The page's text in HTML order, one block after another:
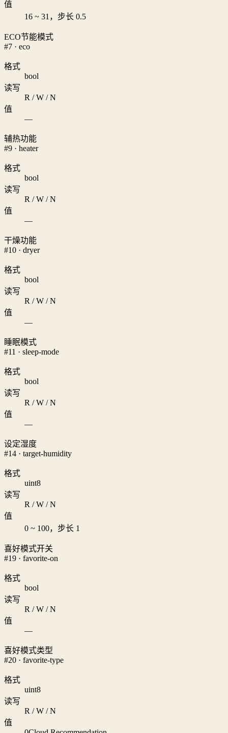
值
16 ~ 31，步长 0.5
ECO节能模式
#7 · eco
格式
bool
读写
R / W / N
值
—
辅热功能
#9 · heater
格式
bool
读写
R / W / N
值
—
干燥功能
#10 · dryer
格式
bool
读写
R / W / N
值
—
睡眠模式
#11 · sleep-mode
格式
bool
读写
R / W / N
值
—
设定湿度
#14 · target-humidity
格式
uint8
读写
R / W / N
值
0 ~ 100，步长 1
喜好模式开关
#19 · favorite-on
格式
bool
读写
R / W / N
值
—
喜好模式类型
#20 · favorite-type
格式
uint8
读写
R / W / N
值